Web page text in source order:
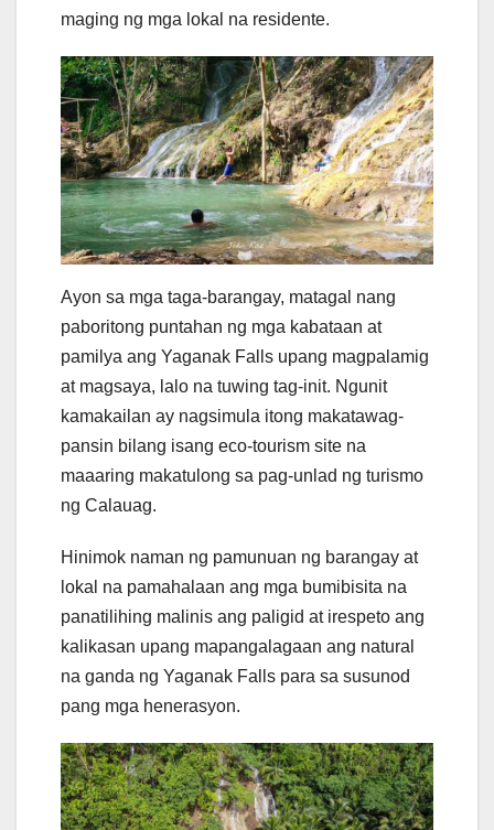
maging ng mga lokal na residente.
Ayon sa mga taga-barangay, matagal nang
paboritong puntahan ng mga kabataan at
pamilya ang Yaganak Falls upang magpalamig
at magsaya, lalo na tuwing tag-init. Ngunit
kamakailan ay nagsimula itong makatawag-
pansin bilang isang eco-tourism site na
maaaring makatulong sa pag-unlad ng turismo
ng Calauag.
Hinimok naman ng pamunuan ng barangay at
lokal na pamahalaan ang mga bumibisita na
panatilihing malinis ang paligid at irespeto ang
kalikasan upang mapangalagaan ang natural
na ganda ng Yaganak Falls para sa susunod
pang mga henerasyon.